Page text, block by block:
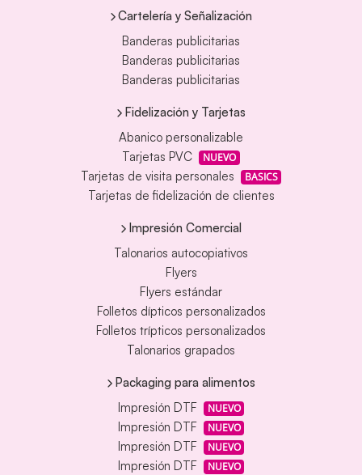
Cartelería y Señalización
Banderas publicitarias
Banderas publicitarias
Banderas publicitarias
Fidelización y Tarjetas
Abanico personalizable
Tarjetas PVC
NUEVO
Tarjetas de visita personales BASICS
Tarjetas de fidelización de clientes
Impresión Comercial
Talonarios autocopiativos
Flyers
Flyers estándar
Folletos dípticos personalizados
Folletos trípticos personalizados
Talonarios grapados
Packaging para alimentos
Impresión DTF
NUEVO
Impresión DTF NUEVO
Impresión DTF NUEVO
Impresión DTF NUEVO